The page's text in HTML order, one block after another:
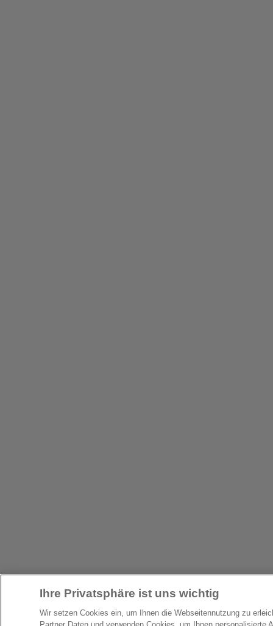
Ihre Privatsphäre ist uns wichtig
Wir setzen Cookies ein, um Ihnen die Webseitennutzung zu